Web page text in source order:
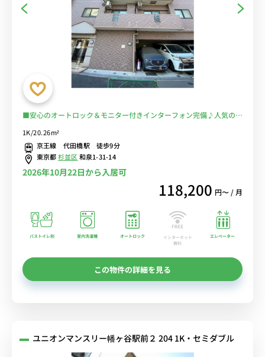
■安心のオートロック＆モニター付きインターフォン完備♪人気のバ
ストイレ別♪ソファ＆ローテーブル付きの快適なお部屋♪■京王線・
東京メトロ丸ノ内線の2路線が徒歩圏内/新宿まで乗換なしでアクセ
ス/ドン・キホーテまで徒歩約2分！■選べるWi-Fi格安レンタル中！
1K/20.26m²
京王線 代田橋駅 徒歩9分
東京都杉並区和泉1-31-14
2026年10月22日から入居可
118,200 円〜 / 月
バストイレ別 室内洗濯機 オートロック
インターネット
無料
エレベーター
この物件の詳細を見る
ユニオンマンスリー幡ヶ谷駅前２ 204 1K・セミダブル